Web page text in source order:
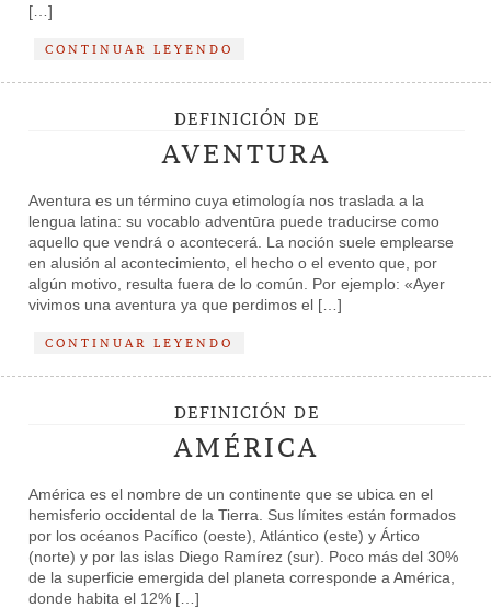
[…]
CONTINUAR LEYENDO
DEFINICIÓN DE
AVENTURA
Aventura es un término cuya etimología nos traslada a la
lengua latina: su vocablo adventūra puede traducirse como
aquello que vendrá o acontecerá. La noción suele emplearse
en alusión al acontecimiento, el hecho o el evento que, por
algún motivo, resulta fuera de lo común. Por ejemplo: «Ayer
vivimos una aventura ya que perdimos el […]
CONTINUAR LEYENDO
DEFINICIÓN DE
AMÉRICA
América es el nombre de un continente que se ubica en el
hemisferio occidental de la Tierra. Sus límites están formados
por los océanos Pacífico (oeste), Atlántico (este) y Ártico
(norte) y por las islas Diego Ramírez (sur). Poco más del 30%
de la superficie emergida del planeta corresponde a América,
donde habita el 12% […]